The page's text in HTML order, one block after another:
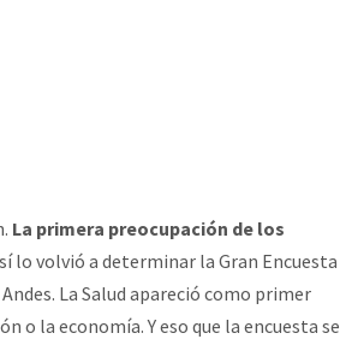
La primera preocupación de los
lo volvió a determinar la Gran Encuesta
La Salud apareció como primer
o la economía. Y eso que la encuesta se